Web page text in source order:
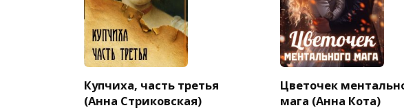
Купчиха, часть третья
(Анна Стриковская)
Цветочек
мага (Анна Кота)